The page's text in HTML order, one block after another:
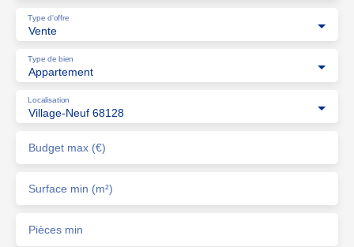
Vente
Type d'offre
Appartement
Type de bien
Village-Neuf 68128
Localisation
Budget max (€)
Surface min (m²)
Pièces min